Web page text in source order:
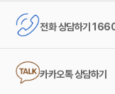
전화 상담하기
카카오톡 상담하기